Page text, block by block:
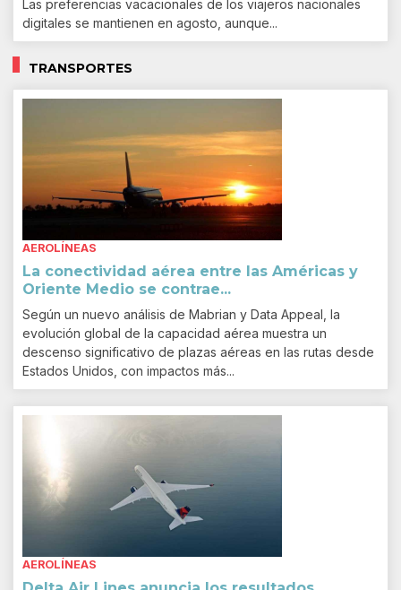
Las preferencias vacacionales de los viajeros nacionales
digitales se mantienen en agosto, aunque...
TRANSPORTES
AEROLÍNEAS
La conectividad aérea entre las Américas y
Oriente Medio se contrae...
Según un nuevo análisis de Mabrian y Data Appeal, la
evolución global de la capacidad aérea muestra un
descenso significativo de plazas aéreas en las rutas desde
Estados Unidos, con impactos más...
AEROLÍNEAS